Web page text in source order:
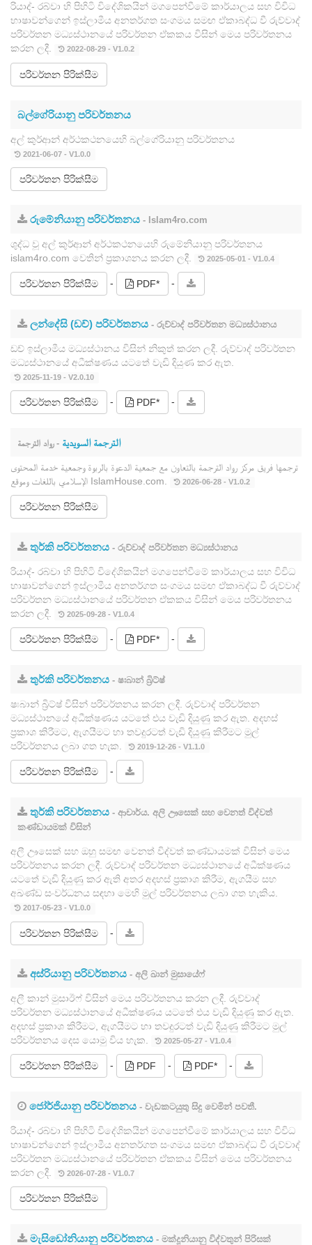
රියාද්- රබ්වා හි පිහිටි විදේශිකයින් මගපෙන්වීමේ කාර්යාලය සහ විවිධ
භාෂාවන්ගෙන් ඉස්ලාමීය අනතර්ගත සංගමය සමඟ ඒකාබද්ධ වී රුව්වාද්
පරිවර්තන මධ්‍යස්ථානයේ පරිවර්තන ඒකකය විසින් මෙය පරිවර්තනය
කරන ලදී.
2022-08-29 - V1.0.2
පරිවර්තන පිරික්සීම
බල්ගේරියානු පරිවර්තනය
අල් කුර්ආන් අර්ථකථනයෙහි බල්ගේරියානු පරිවර්තනය
2021-06-07 - V1.0.0
පරිවර්තන පිරික්සීම
රුමේනියානු පරිවර්තනය - Islam4ro.com
ශුද්ධ වූ අල් කුර්ආන් අර්ථකථනයෙහි රුමේනියානු පරිවර්තනය
islam4ro.com වෙතින් ප්‍රකාශනය කරන ලදී.
2025-05-01 - V1.0.4
පරිවර්තන පිරික්සීම - PDF* -
ලන්දේසි (ඩච්) පරිවර්තනය - රුව්වාද් පරිවර්තන මධ්‍යස්ථානය
ඩච් ඉස්ලාමීය මධ්‍යස්ථානය විසින් නිකුත් කරන ලදී. රුව්වාද් පරිවර්තන
මධ්‍යස්ථානයේ අධීක්ෂණය යටතේ වැඩි දියුණ කර ඇත.
2025-11-19 - V2.0.10
පරිවර්තන පිරික්සීම - PDF* -
الترجمة السويدية - رواد الترجمة
ترجمها فريق مركز رواد الترجمة بالتعاون مع جمعية الدعوة بالربوة وجمعية خدمة المحتوى
الإسلامي باللغات وموقع IslamHouse.com.
2026-06-28 - V1.0.2
පරිවර්තන පිරික්සීම
තුර්කි පරිවර්තනය - රුව්වාද් පරිවර්තන මධ්‍යස්ථානය
රියාද්- රබ්වා හි පිහිටි විදේශිකයින් මගපෙන්වීමේ කාර්යාලය සහ විවිධ
භාෂාවන්ගෙන් ඉස්ලාමීය අනතර්ගත සංගමය සමඟ ඒකාබද්ධ වී රුව්වාද්
පරිවර්තන මධ්‍යස්ථානයේ පරිවර්තන ඒකකය විසින් මෙය පරිවර්තනය
කරන ලදී.
2025-09-28 - V1.0.4
පරිවර්තන පිරික්සීම - PDF* -
තුර්කි පරිවර්තනය - ෂඃබාන් බ්‍රිට්ෂ්
ෂඃබාන් බ්‍රිට්ෂ් විසින් පරිවර්තනය කරන ලදී. රුව්වාද් පරිවර්තන
මධ්‍යස්ථානයේ අධීක්ෂණය යටතේ එය වැඩි දියුණු කර ඇත. අදහස්
ප්‍රකාශ කිරීමට, ඇගයීමට හා තවදුරටත් වැඩි දියුණු කිරීමට මුල්
පරිවර්තනය ලබා ගත හැක.
2019-12-26 - V1.1.0
පරිවර්තන පිරික්සීම -
තුර්කි පරිවර්තනය - ආචාර්ය. අලි ඌසෙක් සහ වෙනත් විද්වත්
කණ්ඩායමක් විසින්
අලී ඌසෙක් සහ ඔහු සමඟ වෙනත් විද්වත් කණ්ඩායමක් විසින් මෙය
පරිවර්තනය කරන ලදී. රුව්වාද් පරිවර්තන මධ්‍යස්ථානයේ අධීක්ෂණය
යටතේ වැඩි දියුණු කර ඇති අතර අදහස් ප්‍රකාශ කිරීම, ඇගයීම සහ
අඛණ්ඩ සංවර්ධනය සඳහා මෙහි මුල් පරිවර්තනය ලබා ගත හැකිය.
2017-05-23 - V1.0.0
පරිවර්තන පිරික්සීම -
අස්රියානු පරිවර්තනය - අලි ඛාන් මුසායේෆ්
අලී කාන් මුසාඊෆ් විසින් මෙය පරිවර්තනය කරන ලදී. රුව්වාද්
පරිවර්තන මධ්‍යස්ථානයේ අධීක්ෂණය යටතේ එය වැඩි දියුණු කර ඇත.
අදහස් ප්‍රකාශ කිරීමට, ඇගයීමට හා තවදුරටත් වැඩි දියුණු කිරීමට මුල්
පරිවර්තනය දෙස යොමු විය හැක.
2025-05-27 - V1.0.4
පරිවර්තන පිරික්සීම - PDF - PDF* -
ජෝර්ජියානු පරිවර්තනය - වැඩකටයුතු සිදු වෙමින් පවතී.
රියාද්- රබ්වා හි පිහිටි විදේශිකයින් මගපෙන්වීමේ කාර්යාලය සහ විවිධ
භාෂාවන්ගෙන් ඉස්ලාමීය අනතර්ගත සංගමය සමඟ ඒකාබද්ධ වී රුව්වාද්
පරිවර්තන මධ්‍යස්ථානයේ පරිවර්තන ඒකකය විසින් මෙය පරිවර්තනය
කරන ලදී.
2026-07-28 - V1.0.7
පරිවර්තන පිරික්සීම
මැසිඩෝනියානු පරිවර්තනය - මක්දූනියානු විද්වතුන් පිරිසක්